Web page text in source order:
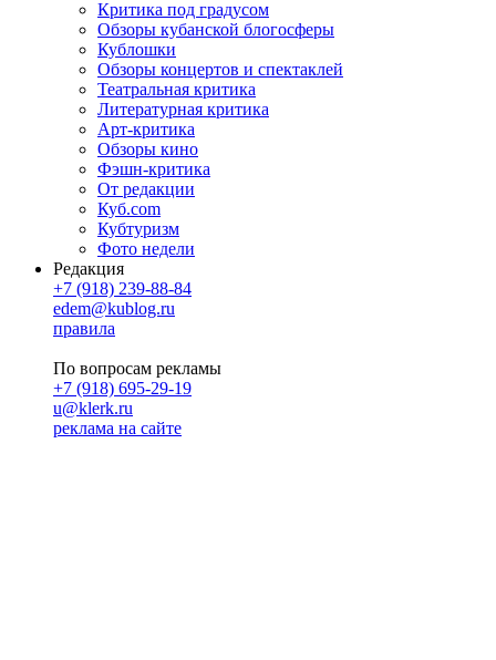
Критика под градусом
Обзоры кубанской блогосферы
Кублошки
Обзоры концертов и спектаклей
Театральная критика
Литературная критика
Арт-критика
Обзоры кино
Фэшн-критика
От редакции
Куб.com
Кубтуризм
Фото недели
Редакция
+7 (918) 239-88-84
edem@kublog.ru
правила
По вопросам рекламы
+7 (918) 695-29-19
u@klerk.ru
реклама на сайте